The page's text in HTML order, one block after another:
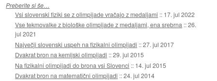
Preberite si še…
Vsi slovenski fiziki se z olimpijade vračajo z medaljami :: 17. jul 2022
Vse tekmovalke z biološke olimpijade z medaljami, ena srebrna ::26.
jul 2021
Največji slovenski uspeh na fizikalni olimpijadi ::27. jul 2017
Dvakrat bron na kemijski olimpijadi ::29. jul 2015
Na fizikalni olimpijadi do brona vsi Slovenci :: 14. jul 2015
Dvakrat bron na matematični olimpijadi ::24. jul 2014